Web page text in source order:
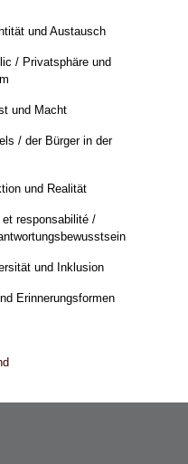
und Austausch
/ Privatsphäre und
und Macht
/ der Bürger in der
und Realität
responsabilité /
und Inklusion
Erinnerungsformen